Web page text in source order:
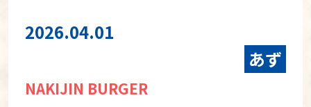
2026.04.01
あず
NAKIJIN BURGER